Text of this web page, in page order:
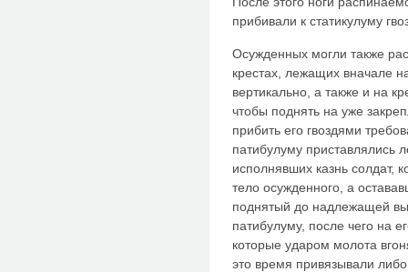
прибивали к статикулуму
Осужденных могли также
крестах, лежащих вначале
вертикально, а также и на
чтобы поднять на уже
прибить его гвоздями
патибулуму приставлялись
исполнявших казнь солдат,
тело осужденного, а
поднятый до надлежащей
патибулуму, после чего на
которые ударом молота
это время привязывали